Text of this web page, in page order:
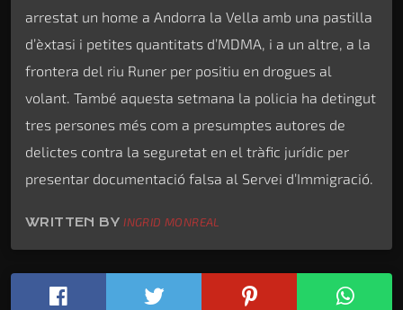
arrestat un home a Andorra la Vella amb una pastilla
d’èxtasi i petites quantitats d’MDMA, i a un altre, a la
frontera del riu Runer per positiu en drogues al
volant. També aquesta setmana la policia ha detingut
tres persones més com a presumptes autores de
delictes contra la seguretat en el tràfic jurídic per
presentar documentació falsa al Servei d’Immigració.
WRITTEN BYINGRID MONREAL